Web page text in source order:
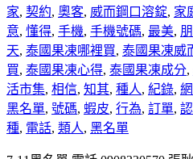
家, 契約, 奧客, 威而鋼口溶錠, 家
意, 懂得, 手機, 手機號碼, 最美,
天, 泰國果凍哪裡買, 泰國果凍威
買, 泰國果凍心得, 泰國果凍成分,
活市集, 相信, 知其, 種人, 紀錄,
黑名單, 號碼, 蝦皮, 行為, 訂單,
種, 電話, 類人, 黑名單